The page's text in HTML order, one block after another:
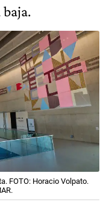
FOTO: Horacio Volpato.